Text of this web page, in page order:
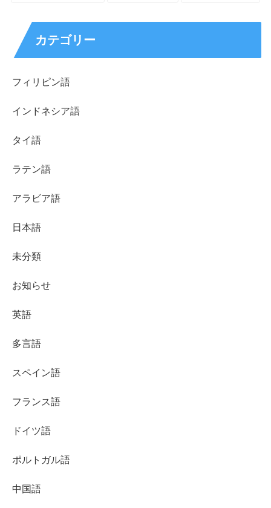
カテゴリー
フィリピン語
インドネシア語
タイ語
ラテン語
アラビア語
日本語
未分類
お知らせ
英語
多言語
スペイン語
フランス語
ドイツ語
ポルトガル語
中国語